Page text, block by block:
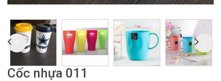
Cốc nhựa 011